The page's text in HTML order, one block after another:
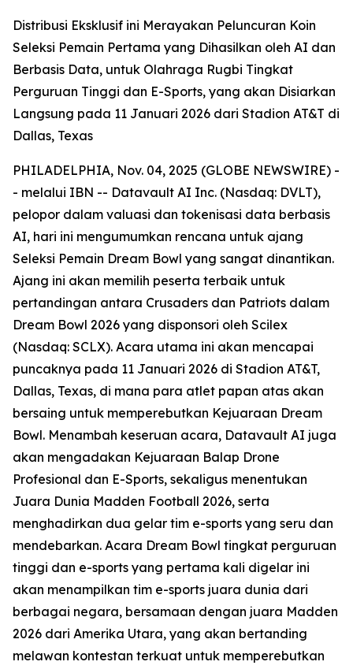
Distribusi Eksklusif ini Merayakan Peluncuran Koin
Seleksi Pemain Pertama yang Dihasilkan oleh AI dan
Berbasis Data, untuk Olahraga Rugbi Tingkat
Perguruan Tinggi dan E-Sports, yang akan Disiarkan
Langsung pada 11 Januari 2026 dari Stadion AT&T di
Dallas, Texas
PHILADELPHIA, Nov. 04, 2025 (GLOBE NEWSWIRE) -
- melalui IBN -- Datavault AI Inc. (Nasdaq: DVLT),
pelopor dalam valuasi dan tokenisasi data berbasis
AI, hari ini mengumumkan rencana untuk ajang
Seleksi Pemain Dream Bowl yang sangat dinantikan.
Ajang ini akan memilih peserta terbaik untuk
pertandingan antara Crusaders dan Patriots dalam
Dream Bowl 2026 yang disponsori oleh Scilex
(Nasdaq: SCLX). Acara utama ini akan mencapai
puncaknya pada 11 Januari 2026 di Stadion AT&T,
Dallas, Texas, di mana para atlet papan atas akan
bersaing untuk memperebutkan Kejuaraan Dream
Bowl. Menambah keseruan acara, Datavault AI juga
akan mengadakan Kejuaraan Balap Drone
Profesional dan E-Sports, sekaligus menentukan
Juara Dunia Madden Football 2026, serta
menghadirkan dua gelar tim e-sports yang seru dan
mendebarkan. Acara Dream Bowl tingkat perguruan
tinggi dan e-sports yang pertama kali digelar ini
akan menampilkan tim e-sports juara dunia dari
berbagai negara, bersamaan dengan juara Madden
2026 dari Amerika Utara, yang akan bertanding
melawan kontestan terkuat untuk memperebutkan